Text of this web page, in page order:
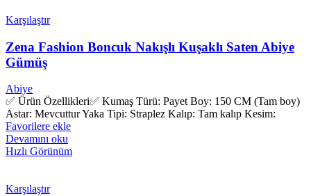
Karşılaştır
Zena Fashion Boncuk Nakışlı Kuşaklı Saten Abiye
Gümüş
Abiye
✅ Ürün Özellikleri✅ Kumaş Türü: Payet Boy: 150 CM (Tam boy)
Astar: Mevcuttur Yaka Tipi: Straplez Kalıp: Tam kalıp Kesim:
Favorilere ekle
Devamını oku
Hızlı Görünüm
Karşılaştır